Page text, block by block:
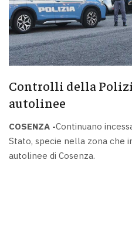
Controlli della
autolinee
COSENZA -Continuano
Stato, specie nella zona che
autolinee di Cosenza.